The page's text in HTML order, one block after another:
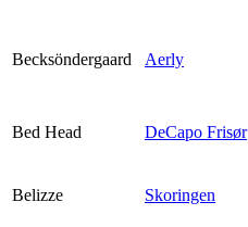
Becksöndergaard Aerly
Bed Head DeCapo Frisør
Belizze Skoringen